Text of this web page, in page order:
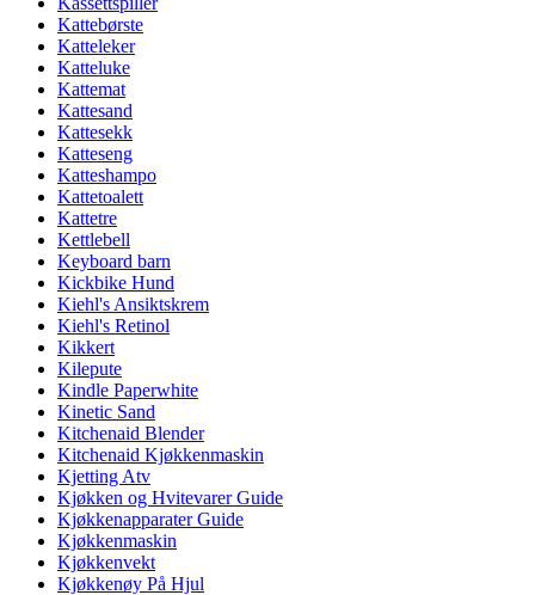
Kattebørste
Katteleker
Katteluke
Kattemat
Kattesand
Kattesekk
Katteseng
Katteshampo
Kattetoalett
Kattetre
Kettlebell
Keyboard barn
Kickbike Hund
Kiehl's Ansiktskrem
Kiehl's Retinol
Kikkert
Kilepute
Kindle Paperwhite
Kinetic Sand
Kitchenaid Blender
Kitchenaid Kjøkkenmaskin
Kjetting Atv
Kjøkken og Hvitevarer Guide
Kjøkkenapparater Guide
Kjøkkenmaskin
Kjøkkenvekt
Kjøkkenøy På Hjul